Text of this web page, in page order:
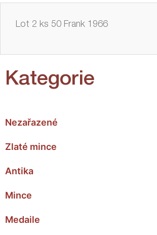
Kategorie
Nezařazené
Zlaté mince
Antika
Mince
Medaile
Lot 2 ks 50 Frank 1966